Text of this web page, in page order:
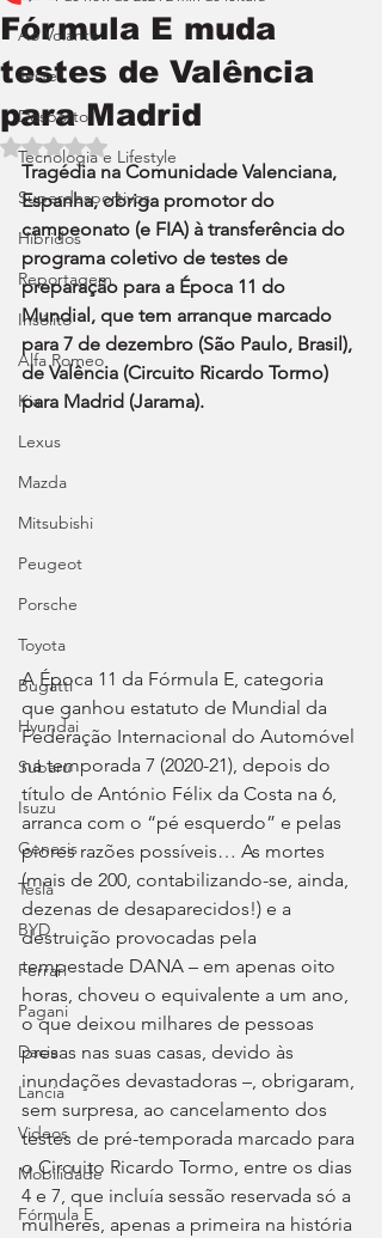
Ao Volante
Teste
Desporto
Tecnologia e Lifestyle
Superdesportivos
Híbridos
Reportagem
Insólito
Alfa Romeo
Kia
Lexus
Mazda
Mitsubishi
Peugeot
Porsche
Toyota
Bugatti
Hyundai
Subaru
Isuzu
Genesis
Tesla
BYD
Ferrari
Pagani
Dacia
Lancia
Videos
Mobilidade
Fórmula E
Fórmula E muda
testes de Valência
para Madrid
Avaliado com NaN de 5 estrelas.
Tragédia na Comunidade Valenciana,
Espanha, obriga promotor do
campeonato (e FIA) à transferência do
programa coletivo de testes de
preparação para a Época 11 do
Mundial, que tem arranque marcado
para 7 de dezembro (São Paulo, Brasil),
de Valência (Circuito Ricardo Tormo)
para Madrid (Jarama).
A Época 11 da Fórmula E, categoria
que ganhou estatuto de Mundial da
Federação Internacional do Automóvel
na temporada 7 (2020-21), depois do
título de António Félix da Costa na 6,
arranca com o “pé esquerdo” e pelas
piores razões possíveis… As mortes
(mais de 200, contabilizando-se, ainda,
dezenas de desaparecidos!) e a
destruição provocadas pela
tempestade DANA – em apenas oito
horas, choveu o equivalente a um ano,
o que deixou milhares de pessoas
presas nas suas casas, devido às
inundações devastadoras –, obrigaram,
sem surpresa, ao cancelamento dos
testes de pré-temporada marcado para
o Circuito Ricardo Tormo, entre os dias
4 e 7, que incluía sessão reservada só a
mulheres, apenas a primeira na história